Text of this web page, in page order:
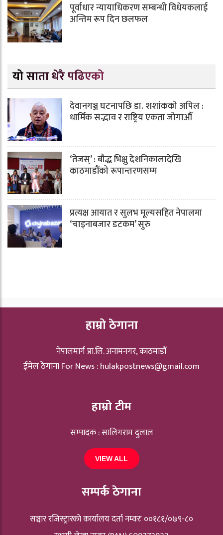
पूर्वाधार न्यायाधिकरण सम्बन्धी विधेयकलाई
अन्तिम रूप दिन छलफल
यो साता धेरै पढिएको
देवानगञ्ज घटनापछि डा. शशांककाे अपिल :
धार्मिक सद्भाव र राष्ट्रिय एकता जोगाऔँ
‘तेजस्’ : बौद्ध भिक्षु देशनिकालादेखि
काठमाडौंको रूपान्तरणसम्म
प्रत्यक्ष आयात र सुलभ मूल्यसहित नेपालमा
‘चाइनाबजार डटकम’ सुरु
हाम्रो ठेगाना
नेपालमार्ग प्रा.लि. अनामनगर, काठमाडौं
ईमेल ठेगाना For News :hulakpostnews@gmail.com
हाम्रो टीम
सम्पादक : सालिगराम दुलाल
VIEW ALL
सम्पर्क ठेगाना
सञ्चार रजिस्ट्रारकाे कार्यालय दर्ता नम्वरः ००१८१/०७९-८०